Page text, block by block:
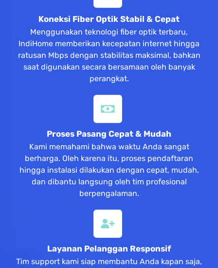
Koneksi Fiber Optik Stabil & Cepat
Menggunakan teknologi fiber optik terbaru,
IndiHome memberikan kecepatan internet hingga
ratusan Mbps dengan stabilitas maksimal, bahkan
saat digunakan secara bersamaan oleh banyak
perangkat.
Proses Pasang Cepat & Mudah
Kami memahami bahwa waktu Anda sangat
berharga. Oleh karena itu, proses pendaftaran
hingga instalasi dilakukan dengan cepat, mudah,
dan dibantu langsung oleh tim profesional
berpengalaman.
Layanan Pelanggan Responsif
Tim support kami siap membantu Anda kapan saja,